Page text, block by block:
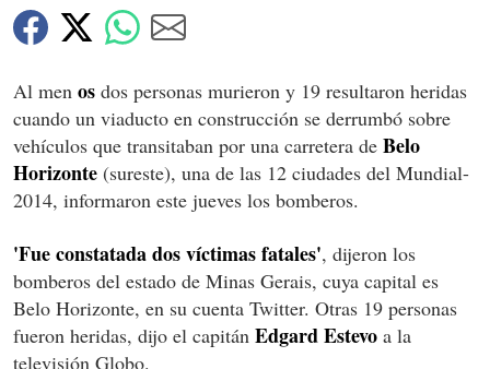
Al men os dos personas murieron y 19 resultaron heridas
cuando un viaducto en construcción se derrumbó sobre
vehículos que transitaban por una carretera de Belo
Horizonte (sureste), una de las 12 ciudades del Mundial-
2014, informaron este jueves los bomberos.
'Fue constatada dos víctimas fatales', dijeron los
bomberos del estado de Minas Gerais, cuya capital es
Belo Horizonte, en su cuenta Twitter. Otras 19 personas
fueron heridas, dijo el capitán Edgard Estevo a la
televisión Globo.